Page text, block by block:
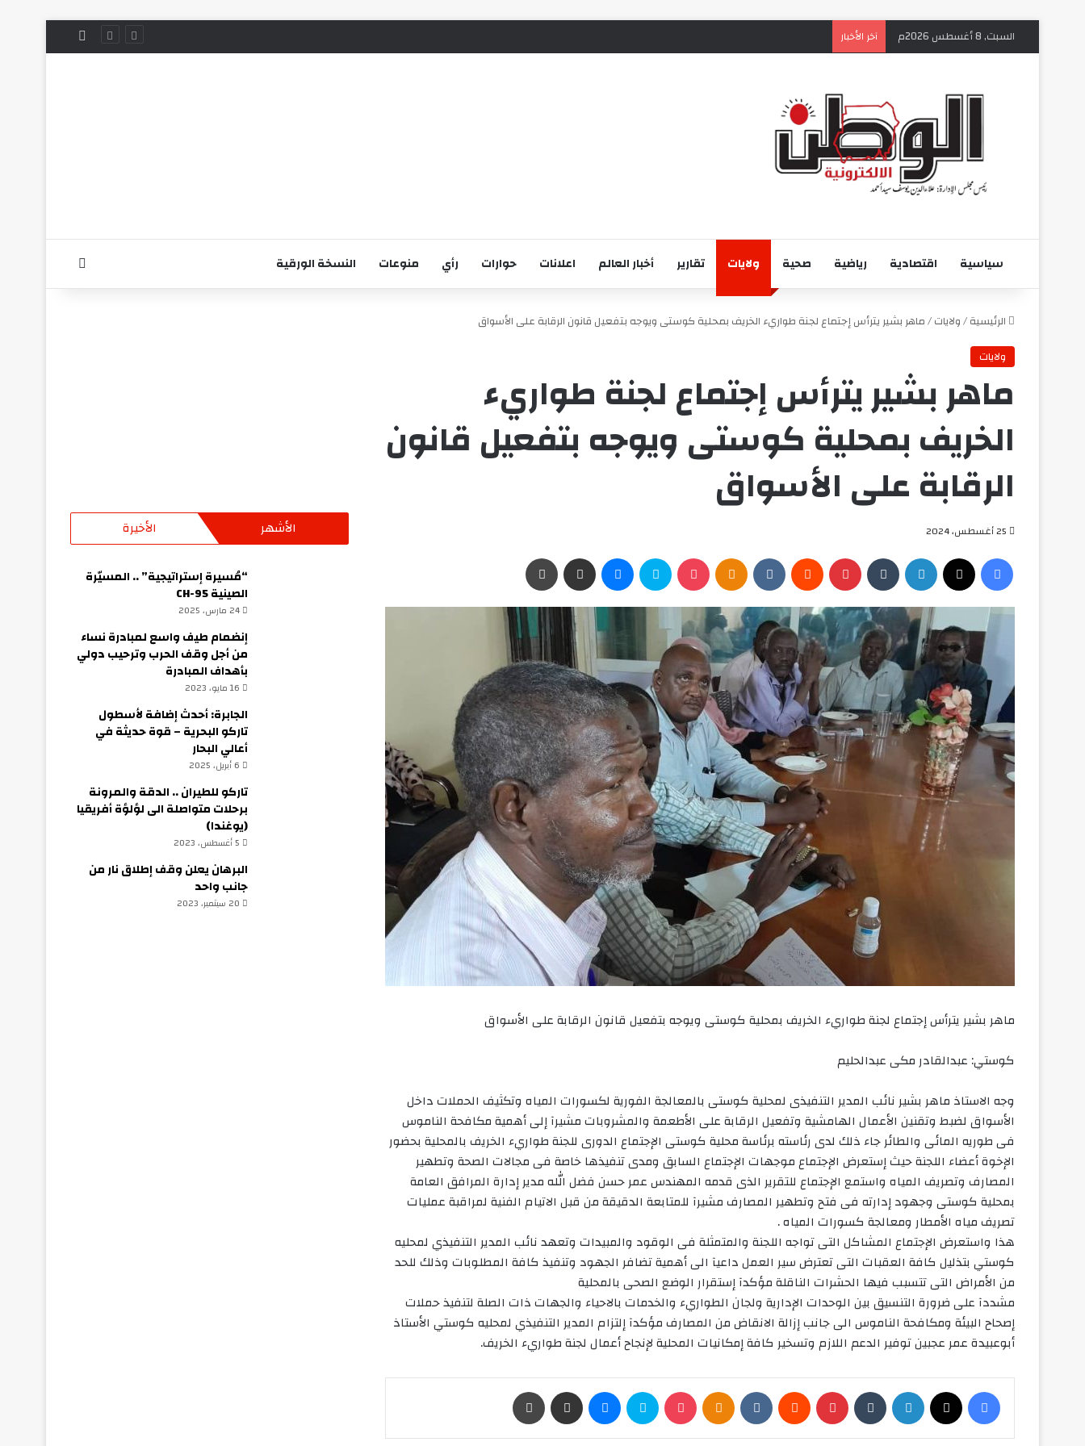
السبت, 8 أغسطس 2026م آخر الأخبار
سياسية اقتصادية رياضية صحية ولايات تقارير أخبار العالم اعلانات حوارات رأي منوعات النسخة الورقية
الرئيسية/ولايات/ماهر بشير يترأس إجتماع لجنة طواريء الخريف بمحلية كوستى ويوجه بتفعيل قانون الرقابة على الأسواق
ولايات
ماهر بشير يترأس إجتماع لجنة طواريء
الخريف بمحلية كوستى ويوجه بتفعيل قانون
الرقابة على الأسواق
25 أغسطس، 2024
فيسبوك لينكدإن بينتيريست Odnoklassniki
‫Pocket سكايب ماسنجر مشاركة عبر البريد
ماهر بشير يترأس إجتماع لجنة طواريء الخريف بمحلية كوستى ويوجه بتفعيل قانون الرقابة على الأسواق
كوستي: عبدالقادر مكى عبدالحليم
وجه الاستاذ ماهر بشير نائب المدير التنفيذى لمحلية كوستى بالمعالجة الفورية لكسورات المياه وتكثيف الحملات داخل
الأسواق لضبط وتقنين الأعمال الهامشية وتفعيل الرقابة على الأطعمة والمشروبات مشيرآ إلى أهمية مكافحة الناموس
فى طوريه المائى والطائر جاء ذلك لدى رئاسته برئاسة محلية كوستى الإجتماع الدورى للجنة طواريء الخريف بالمحلية بحضور
الإخوة أعضاء اللجنة حيث إستعرض الإجتماع موجهات الإجتماع السابق ومدى تنفيذها خاصة فى مجالات الصحة وتطهير
المصارف وتصريف المياه واستمع الإجتماع للتقرير الذى قدمه المهندس عمر حسن فضل الله مدير إدارة المرافق العامة
بمحلية كوستى وجهود إدارته فى فتح وتطهير المصارف مشيرآ للمتابعة الدقيقة من قبل الاتيام الفنية لمراقبة عمليات
تصريف مياه الأمطار ومعالجة كسورات المياه .
هذا واستعرض الإجتماع المشاكل التى تواجه اللجنة والمتمثلة فى الوقود والمبيدات وتعهد نائب المدير التنفيذي لمحليه
كوستي بتذليل كافة العقبات التى تعترض سير العمل داعيآ الى أهمية تضافر الجهود وتنفيذ كافة المطلوبات وذلك للحد
من الأمراض التى تتسبب فيها الحشرات الناقلة مؤكدآ إستقرار الوضع الصحى بالمحلية
مشددآ على ضرورة التنسيق بين الوحدات الإدارية ولجان الطواريء والخدمات بالاحياء والجهات ذات الصلة لتنفيذ حملات
إصحاح البيئة ومكافحة الناموس الى جانب إزالة الانقاض من المصارف مؤكدآ إلتزام المدير التنفيذي لمحليه كوستي الأستاذ
أبوعبيدة عمر عجبين توفير الدعم اللازم وتسخير كافة إمكانيات المحلية لإنجاح أعمال لجنة طواريء الخريف.
فيسبوك لينكدإن بينتيريست Odnoklassniki
‫Pocket سكايب ماسنجر مشاركة عبر البريد
الأشهر الأخيرة
“مُسيرة إستراتيجية” .. المسيّرة
الصينية CH-95
24 مارس، 2025
إنضمام طيف واسع لمبادرة نساء
من أجل وقف الحرب وترحيب دولي
بأهداف المبادرة
16 مايو، 2023
الجابرة: أحدث إضافة لأسطول
تاركو البحرية – قوة حديثة في
أعالي البحار
6 أبريل، 2025
تاركو للطيران .. الدقة والمرونة
برحلات متواصلة الى لؤلؤة أفريقيا
(يوغندا)
5 أغسطس، 2023
البرهان يعلن وقف إطلاق نار من
جانب واحد
20 سبتمبر، 2023